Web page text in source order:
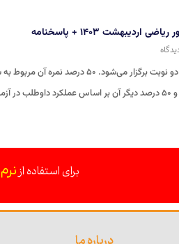
۱۴۰۳ + پاسخنامه
کنکور ریاضی ۱۴۰۳ در دو نوبت برگزار می‌شود. ۵۰ درصد نمره
برای استفاده از